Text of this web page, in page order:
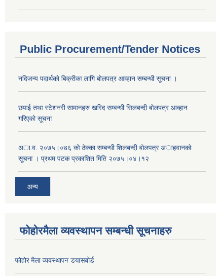
Public Procurement/Tender Notices
नदिजन्य पदार्थको बिक्रीका लागि बोलपत्र आव्हान सम्बन्धी सूचना ।
छपाई तथा स्टेशनरी सामानहरु खरिद सम्बन्धी सिलबन्दी बोलपत्र आव्हान
गरिएको सूचना
अा.व. २०७५।०७६ काे ठेक्का सम्बन्धी शिलबन्दी बाेलपत्र अाहवानकाे
सूचना । प्रथम पटक प्रकाशित मिति २०७५।०४।१२
अन्य
फोहोरमैला व्यवस्थापन सम्बन्धी सूचनाहरु
फोहोर मैला व्यवस्थापन डयासबोर्ड